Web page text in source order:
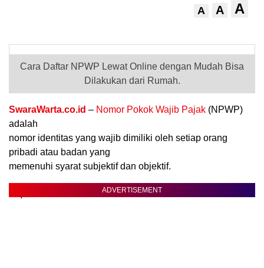
A A A
Cara Daftar NPWP Lewat Online dengan Mudah Bisa
Dilakukan dari Rumah.
SwaraWarta.co.id – Nomor Pokok Wajib Pajak (NPWP)
adalah
nomor identitas yang wajib dimiliki oleh setiap orang
pribadi atau badan yang
memenuhi syarat subjektif dan objektif.
ADVERTISEMENT
.